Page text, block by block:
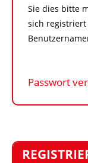
Sie dies bitte
sich
Passwort